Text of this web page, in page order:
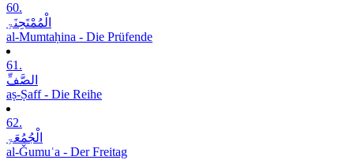
60.
الْمُمْتَحِنَۃِ
al-Mumtaḥina - Die Prüfende
61.
الصَّفِّ
aṣ-Ṣaff - Die Reihe
62.
الْجُمُعَۃِ
al-Ǧumuʿa - Der Freitag